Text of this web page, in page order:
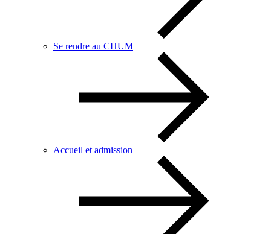
Se rendre au CHUM
Accueil et admission